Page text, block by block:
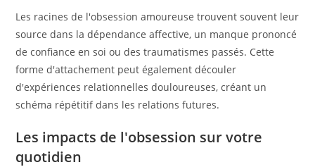
Les racines de l'obsession amoureuse trouvent souvent leur
source dans la dépendance affective, un manque prononcé
de confiance en soi ou des traumatismes passés. Cette
forme d'attachement peut également découler
d'expériences relationnelles douloureuses, créant un
schéma répétitif dans les relations futures.
Les impacts de l'obsession sur votre
quotidien